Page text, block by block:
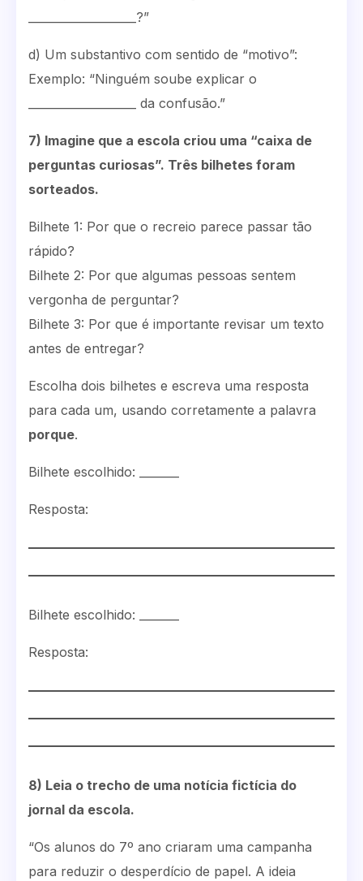
___________________?”
d) Um substantivo com sentido de “motivo”:
Exemplo: “Ninguém soube explicar o
___________________ da confusão.”
7) Imagine que a escola criou uma “caixa de
perguntas curiosas”. Três bilhetes foram
sorteados.
Bilhete 1: Por que o recreio parece passar tão
rápido?
Bilhete 2: Por que algumas pessoas sentem
vergonha de perguntar?
Bilhete 3: Por que é importante revisar um texto
antes de entregar?
Escolha dois bilhetes e escreva uma resposta
para cada um, usando corretamente a palavra
porque.
Bilhete escolhido: _______
Resposta:
Bilhete escolhido: _______
Resposta:
8) Leia o trecho de uma notícia fictícia do
jornal da escola.
“Os alunos do 7º ano criaram uma campanha
para reduzir o desperdício de papel. A ideia